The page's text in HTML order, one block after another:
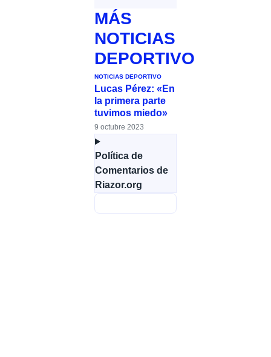
MÁS
NOTICIAS
DEPORTIVO
NOTICIAS DEPORTIVO
Lucas Pérez: «En
la primera parte
tuvimos miedo»
9 octubre 2023
Política de
Comentarios de
Riazor.org